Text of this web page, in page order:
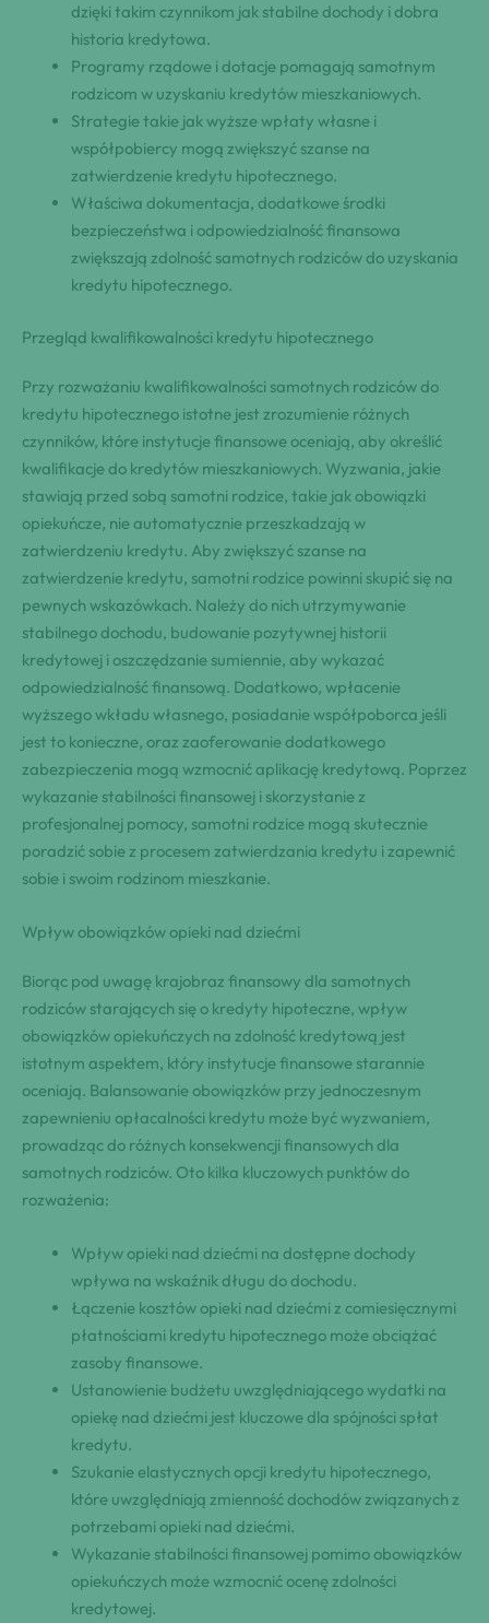
dzięki takim czynnikom jak stabilne dochody i dobra
historia kredytowa.
Programy rządowe i dotacje pomagają samotnym
rodzicom w uzyskaniu kredytów mieszkaniowych.
Strategie takie jak wyższe wpłaty własne i
współpobiercy mogą zwiększyć szanse na
zatwierdzenie kredytu hipotecznego.
Właściwa dokumentacja, dodatkowe środki
bezpieczeństwa i odpowiedzialność finansowa
zwiększają zdolność samotnych rodziców do uzyskania
kredytu hipotecznego.
Przegląd kwalifikowalności kredytu hipotecznego
Przy rozważaniu kwalifikowalności samotnych rodziców do
kredytu hipotecznego istotne jest zrozumienie różnych
czynników, które instytucje finansowe oceniają, aby określić
kwalifikacje do kredytów mieszkaniowych. Wyzwania, jakie
stawiają przed sobą samotni rodzice, takie jak obowiązki
opiekuńcze, nie automatycznie przeszkadzają w
zatwierdzeniu kredytu. Aby zwiększyć szanse na
zatwierdzenie kredytu, samotni rodzice powinni skupić się na
pewnych wskazówkach. Należy do nich utrzymywanie
stabilnego dochodu, budowanie pozytywnej historii
kredytowej i oszczędzanie sumiennie, aby wykazać
odpowiedzialność finansową. Dodatkowo, wpłacenie
wyższego wkładu własnego, posiadanie współpoborca jeśli
jest to konieczne, oraz zaoferowanie dodatkowego
zabezpieczenia mogą wzmocnić aplikację kredytową. Poprzez
wykazanie stabilności finansowej i skorzystanie z
profesjonalnej pomocy, samotni rodzice mogą skutecznie
poradzić sobie z procesem zatwierdzania kredytu i zapewnić
sobie i swoim rodzinom mieszkanie.
Wpływ obowiązków opieki nad dziećmi
Biorąc pod uwagę krajobraz finansowy dla samotnych
rodziców starających się o kredyty hipoteczne, wpływ
obowiązków opiekuńczych na zdolność kredytową jest
istotnym aspektem, który instytucje finansowe starannie
oceniają. Balansowanie obowiązków przy jednoczesnym
zapewnieniu opłacalności kredytu może być wyzwaniem,
prowadząc do różnych konsekwencji finansowych dla
samotnych rodziców. Oto kilka kluczowych punktów do
rozważenia:
Wpływ opieki nad dziećmi na dostępne dochody
wpływa na wskaźnik długu do dochodu.
Łączenie kosztów opieki nad dziećmi z comiesięcznymi
płatnościami kredytu hipotecznego może obciążać
zasoby finansowe.
Ustanowienie budżetu uwzględniającego wydatki na
opiekę nad dziećmi jest kluczowe dla spójności spłat
kredytu.
Szukanie elastycznych opcji kredytu hipotecznego,
które uwzględniają zmienność dochodów związanych z
potrzebami opieki nad dziećmi.
Wykazanie stabilności finansowej pomimo obowiązków
opiekuńczych może wzmocnić ocenę zdolności
kredytowej.